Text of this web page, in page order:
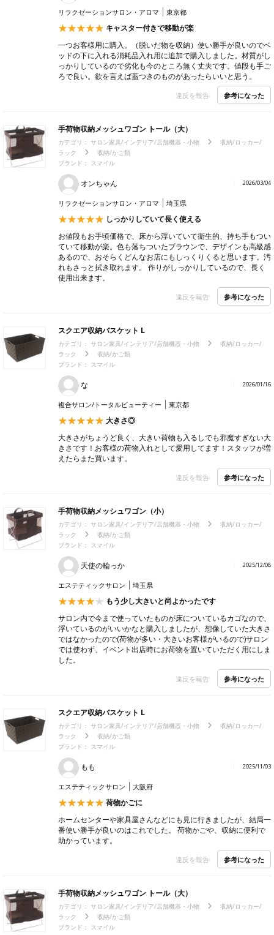
リラクゼーションサロン・アロマ 東京都
キャスター付きで移動が楽
一つお客様用に購入。（脱いだ物を収納）使い勝手が良いのでベ
ッドの下に入れる消耗品入れ用に追加で購入しました。材質がし
っかりしているので劣化も今のところ無く丈夫です。値段も手ご
ろで良い。欲を言えば蓋つきのものがあったらいいと思う。
違反を報告 参考になった
手荷物収納メッシュワゴン トール（大）
カテゴリ： サロン家具/インテリア/店舗機器・小物
収納/ロッカー/
ラック
収納/かご類
ブランド： スマイル
オンちゃん 2026/03/04
リラクゼーションサロン・アロマ 埼玉県
しっかりしていて長く使える
お値段もお手頃価格で、床から浮いていて衛生的、持ち手もつい
ていて移動が楽。色も落ちついたブラウンで、デザインも高級感
あるので、おそらくどんなお店にもしっくりくると思います。汚
れもさっと拭き取れます。 作りがしっかりしているので、長く
使用出来ます。
違反を報告 参考になった
スクエア収納バスケット L
カテゴリ： サロン家具/インテリア/店舗機器・小物
収納/ロッカー/
ラック
収納/かご類
ブランド： スマイル
な 2026/01/16
複合サロン/トータルビューティー 東京都
大きさ◎
大きさがちょうど良く、大きい荷物も入るしでも邪魔すぎない大
きさです！お客様の荷物入れとして愛用してます！スタッフが増
えたらまた買います。
違反を報告 参考になった
手荷物収納メッシュワゴン（小）
カテゴリ： サロン家具/インテリア/店舗機器・小物
収納/ロッカー/
ラック
収納/かご類
ブランド： スマイル
天使の輪っか 2025/12/08
エステティックサロン 埼玉県
もう少し大きいと尚よかったです
サロン内で今まで使っていたものが床についているカゴなので、
浮いているのがいいかなと購入しましたが、想像していた大きさ
ではなかったので(荷物が多い・大きいお客様がいるので)サロン
では使わず、イベント出店時にお荷物を置いていただく用にしま
した。
違反を報告 参考になった
スクエア収納バスケット L
カテゴリ： サロン家具/インテリア/店舗機器・小物
収納/ロッカー/
ラック
収納/かご類
ブランド： スマイル
もも 2025/11/03
エステティックサロン 大阪府
荷物かごに
ホームセンターや家具屋さんなどにも見に行きましたが、結局一
番使い勝手が良いのはこれでした。 荷物かごや、収納に便利で
助かっています。
違反を報告 参考になった
手荷物収納メッシュワゴン トール（大）
カテゴリ： サロン家具/インテリア/店舗機器・小物
収納/ロッカー/
ラック
収納/かご類
ブランド： スマイル